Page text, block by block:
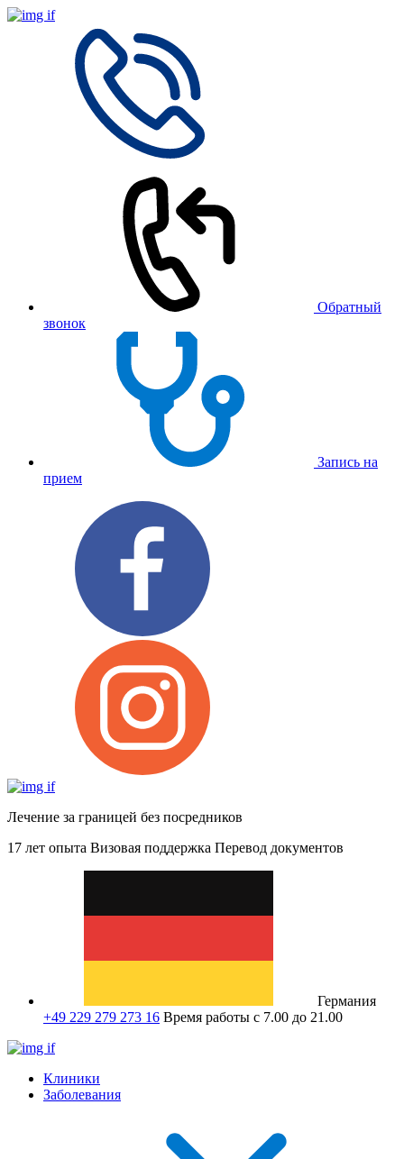
Обратный
звонок
Запись на
прием
Лечение за границей без посредников
17 лет опыта Визовая поддержка Перевод документов
Германия
+49 229 279 273 16 Время работы с 7.00 до 21.00
Клиники
Заболевания